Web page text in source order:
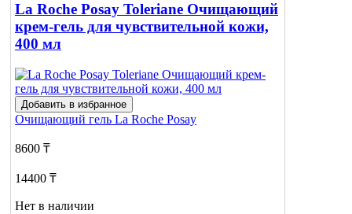
La Roche Posay Toleriane Очищающий
крем-гель для чувствительной кожи,
400 мл
Добавить в избранное
Очищающий гель La Roche Posay
8600 ₸
14400 ₸
Нет в наличии